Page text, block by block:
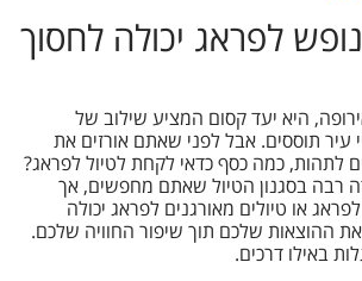
לפראג יכולה לחסוך
היא יעד קסום המציע שילוב של
עיר תוססים. אבל לפני שאתם אורזים את
לתהות, כמה כסף כדאי לקחת לטיול לפראג?
רבה בסגנון הטיול שאתם מחפשים, אך
או טיולים מאורגנים לפראג יכולה
ההוצאות שלכם תוך שיפור החוויה שלכם.
באילו דרכים.